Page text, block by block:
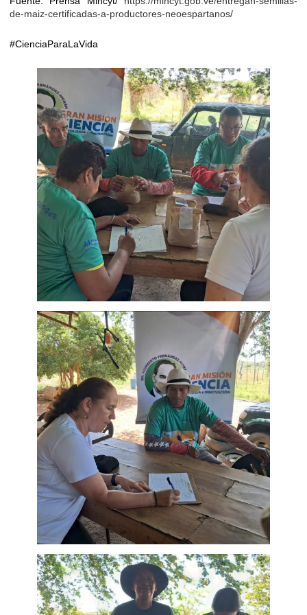
de-maiz-certificadas-a-productores-neoespartanos/
#CienciaParaLaVida